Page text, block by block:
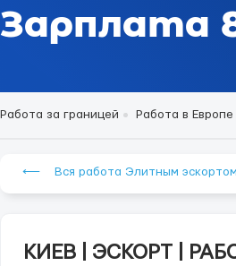
Зарплата
Работа за границей Работа в Европе
⟵ Вся работа Элитным эскортом
КИЕВ | ЭСКОРТ |